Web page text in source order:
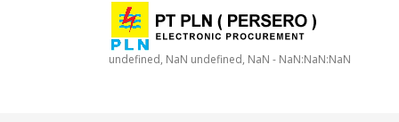
undefined, NaN undefined, NaN - NaN:NaN:NaN